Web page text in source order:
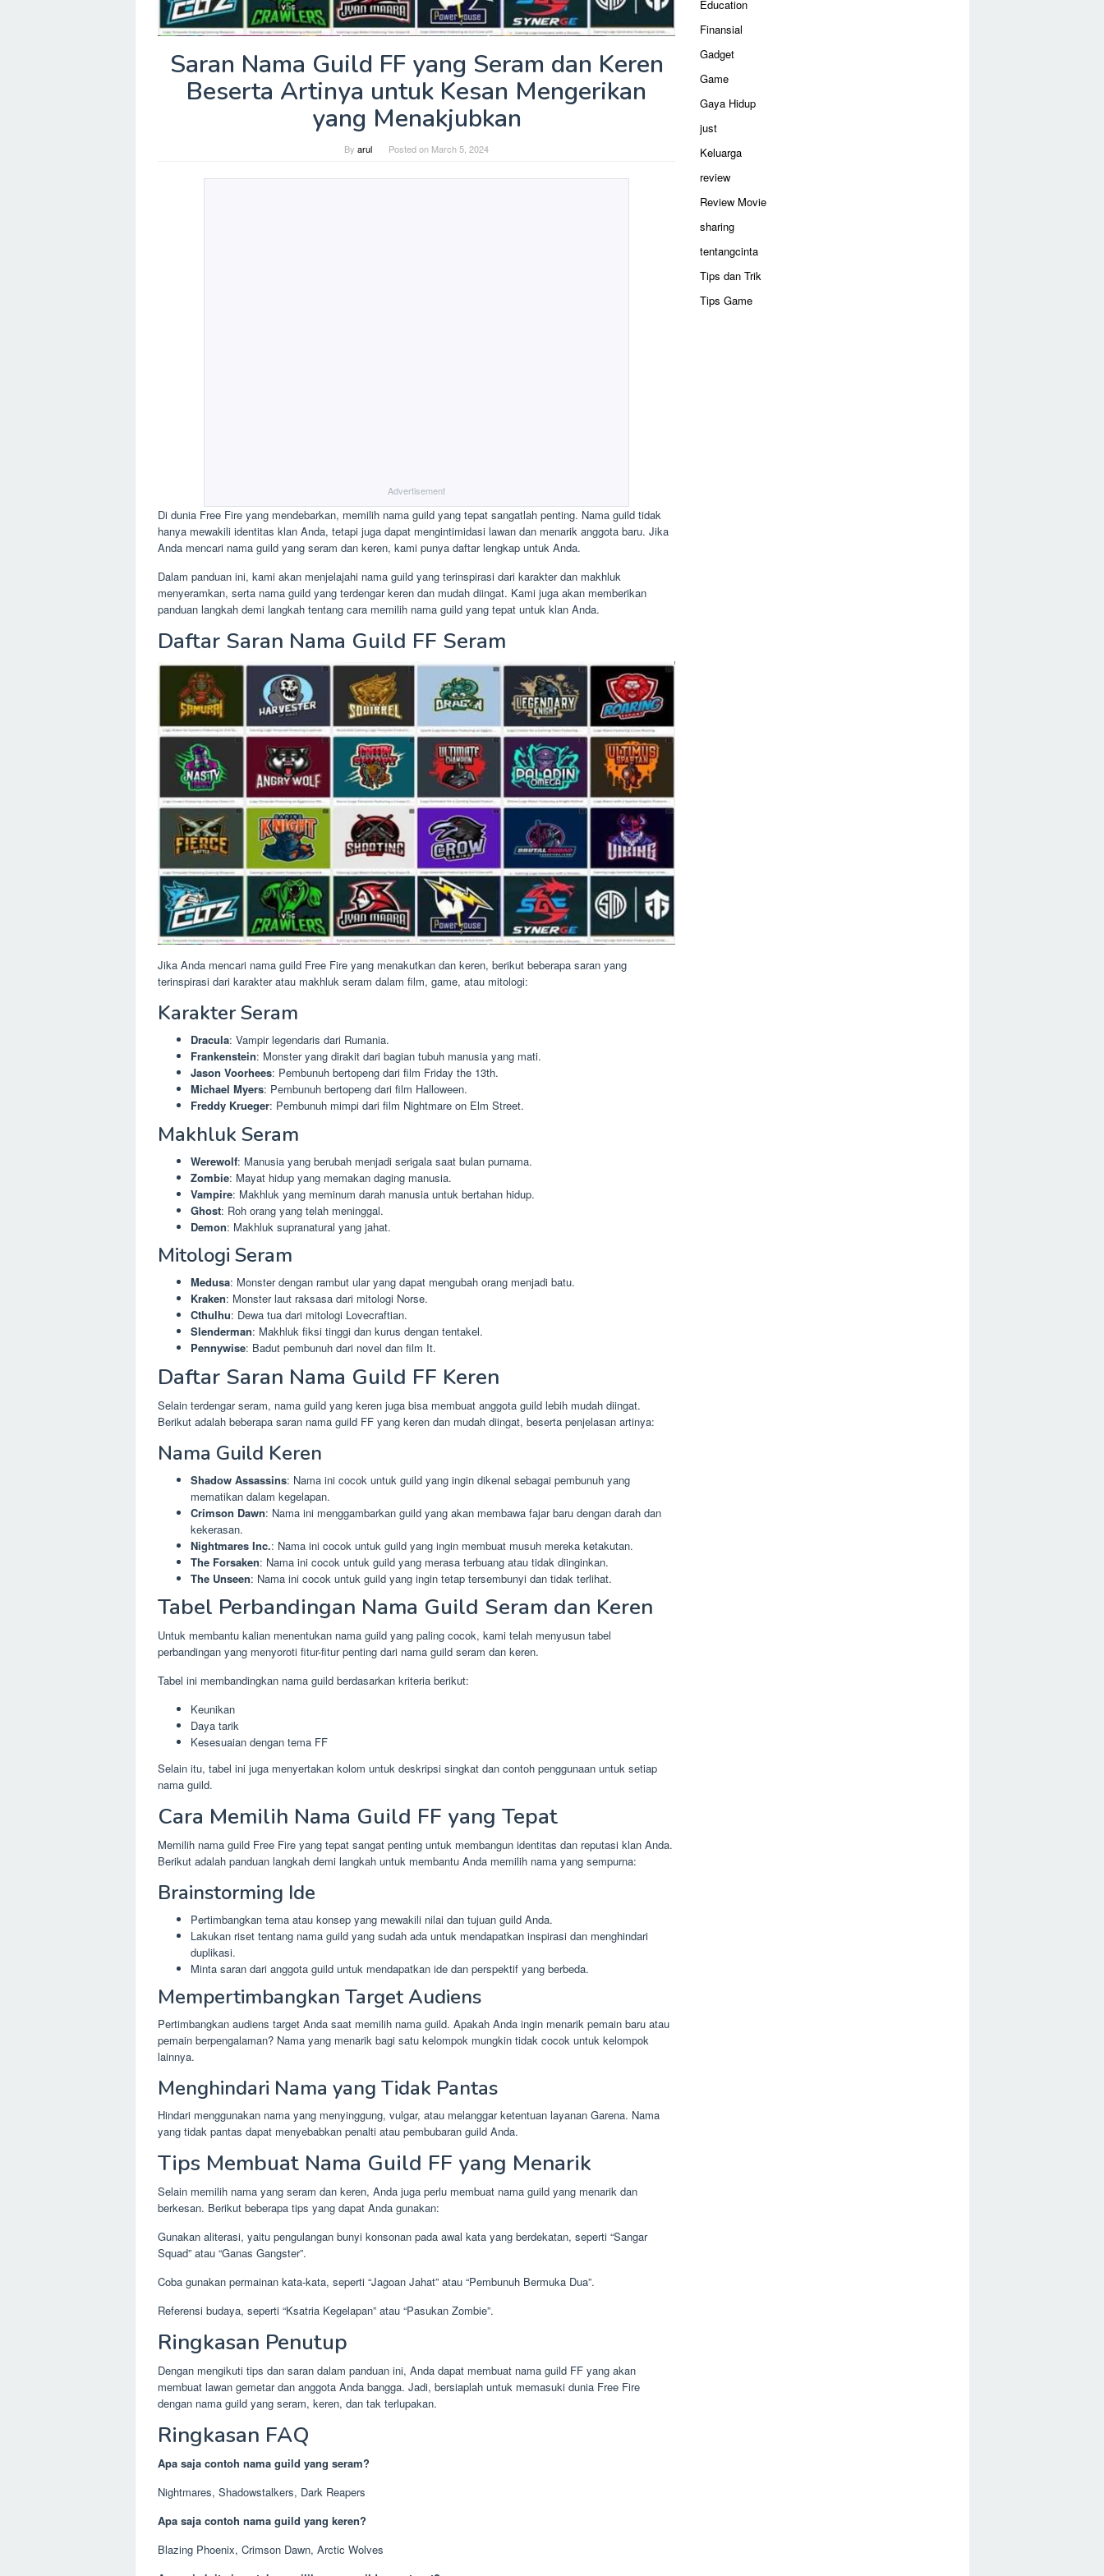
Saran Nama Guild FF yang Seram dan Keren
Beserta Artinya untuk Kesan Mengerikan
yang Menakjubkan
By arul Posted on March 5, 2024
Advertisement
Di dunia Free Fire yang mendebarkan, memilih nama guild yang tepat sangatlah penting. Nama guild tidak
hanya mewakili identitas klan Anda, tetapi juga dapat mengintimidasi lawan dan menarik anggota baru. Jika
Anda mencari nama guild yang seram dan keren, kami punya daftar lengkap untuk Anda.
Dalam panduan ini, kami akan menjelajahi nama guild yang terinspirasi dari karakter dan makhluk
menyeramkan, serta nama guild yang terdengar keren dan mudah diingat. Kami juga akan memberikan
panduan langkah demi langkah tentang cara memilih nama guild yang tepat untuk klan Anda.
Daftar Saran Nama Guild FF Seram
Jika Anda mencari nama guild Free Fire yang menakutkan dan keren, berikut beberapa saran yang
terinspirasi dari karakter atau makhluk seram dalam film, game, atau mitologi:
Karakter Seram
Dracula: Vampir legendaris dari Rumania.
Frankenstein: Monster yang dirakit dari bagian tubuh manusia yang mati.
Jason Voorhees: Pembunuh bertopeng dari film Friday the 13th.
Michael Myers: Pembunuh bertopeng dari film Halloween.
Freddy Krueger: Pembunuh mimpi dari film Nightmare on Elm Street.
Makhluk Seram
Werewolf: Manusia yang berubah menjadi serigala saat bulan purnama.
Zombie: Mayat hidup yang memakan daging manusia.
Vampire: Makhluk yang meminum darah manusia untuk bertahan hidup.
Ghost: Roh orang yang telah meninggal.
Demon: Makhluk supranatural yang jahat.
Mitologi Seram
Medusa: Monster dengan rambut ular yang dapat mengubah orang menjadi batu.
Kraken: Monster laut raksasa dari mitologi Norse.
Cthulhu: Dewa tua dari mitologi Lovecraftian.
Slenderman: Makhluk fiksi tinggi dan kurus dengan tentakel.
Pennywise: Badut pembunuh dari novel dan film It.
Daftar Saran Nama Guild FF Keren
Selain terdengar seram, nama guild yang keren juga bisa membuat anggota guild lebih mudah diingat.
Berikut adalah beberapa saran nama guild FF yang keren dan mudah diingat, beserta penjelasan artinya:
Nama Guild Keren
Shadow Assassins: Nama ini cocok untuk guild yang ingin dikenal sebagai pembunuh yang
mematikan dalam kegelapan.
Crimson Dawn: Nama ini menggambarkan guild yang akan membawa fajar baru dengan darah dan
kekerasan.
Nightmares Inc.: Nama ini cocok untuk guild yang ingin membuat musuh mereka ketakutan.
The Forsaken: Nama ini cocok untuk guild yang merasa terbuang atau tidak diinginkan.
The Unseen: Nama ini cocok untuk guild yang ingin tetap tersembunyi dan tidak terlihat.
Tabel Perbandingan Nama Guild Seram dan Keren
Untuk membantu kalian menentukan nama guild yang paling cocok, kami telah menyusun tabel
perbandingan yang menyoroti fitur-fitur penting dari nama guild seram dan keren.
Tabel ini membandingkan nama guild berdasarkan kriteria berikut:
Keunikan
Daya tarik
Kesesuaian dengan tema FF
Selain itu, tabel ini juga menyertakan kolom untuk deskripsi singkat dan contoh penggunaan untuk setiap
nama guild.
Cara Memilih Nama Guild FF yang Tepat
Memilih nama guild Free Fire yang tepat sangat penting untuk membangun identitas dan reputasi klan Anda.
Berikut adalah panduan langkah demi langkah untuk membantu Anda memilih nama yang sempurna:
Brainstorming Ide
Pertimbangkan tema atau konsep yang mewakili nilai dan tujuan guild Anda.
Lakukan riset tentang nama guild yang sudah ada untuk mendapatkan inspirasi dan menghindari
duplikasi.
Minta saran dari anggota guild untuk mendapatkan ide dan perspektif yang berbeda.
Mempertimbangkan Target Audiens
Pertimbangkan audiens target Anda saat memilih nama guild. Apakah Anda ingin menarik pemain baru atau
pemain berpengalaman? Nama yang menarik bagi satu kelompok mungkin tidak cocok untuk kelompok
lainnya.
Menghindari Nama yang Tidak Pantas
Hindari menggunakan nama yang menyinggung, vulgar, atau melanggar ketentuan layanan Garena. Nama
yang tidak pantas dapat menyebabkan penalti atau pembubaran guild Anda.
Tips Membuat Nama Guild FF yang Menarik
Selain memilih nama yang seram dan keren, Anda juga perlu membuat nama guild yang menarik dan
berkesan. Berikut beberapa tips yang dapat Anda gunakan:
Gunakan aliterasi, yaitu pengulangan bunyi konsonan pada awal kata yang berdekatan, seperti “Sangar
Squad” atau “Ganas Gangster”.
Coba gunakan permainan kata-kata, seperti “Jagoan Jahat” atau “Pembunuh Bermuka Dua”.
Referensi budaya, seperti “Ksatria Kegelapan” atau “Pasukan Zombie”.
Ringkasan Penutup
Dengan mengikuti tips dan saran dalam panduan ini, Anda dapat membuat nama guild FF yang akan
membuat lawan gemetar dan anggota Anda bangga. Jadi, bersiaplah untuk memasuki dunia Free Fire
dengan nama guild yang seram, keren, dan tak terlupakan.
Ringkasan FAQ
Apa saja contoh nama guild yang seram?
Nightmares, Shadowstalkers, Dark Reapers
Apa saja contoh nama guild yang keren?
Blazing Phoenix, Crimson Dawn, Arctic Wolves
Education
Finansial
Gadget
Game
Gaya Hidup
just
Keluarga
review
Review Movie
sharing
tentangcinta
Tips dan Trik
Tips Game